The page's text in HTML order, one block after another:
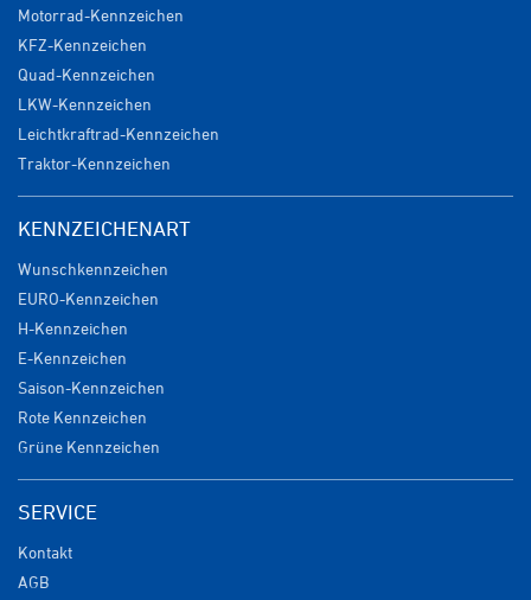
Motorrad-Kennzeichen
KFZ-Kennzeichen
Quad-Kennzeichen
LKW-Kennzeichen
Leichtkraftrad-Kennzeichen
Traktor-Kennzeichen
KENNZEICHENART
Wunschkennzeichen
EURO-Kennzeichen
H-Kennzeichen
E-Kennzeichen
Saison-Kennzeichen
Rote Kennzeichen
Grüne Kennzeichen
SERVICE
Kontakt
AGB